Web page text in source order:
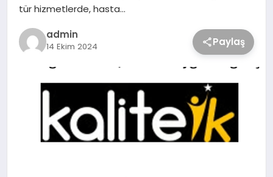
tür hizmetlerde, hasta…
admin
14 Ekim 2024 Paylaş